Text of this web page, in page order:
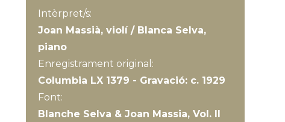
Intèrpret/s:
Joan Massià, violí / Blanca Selva,
piano
Enregistrament original:
Columbia LX 1379 - Gravació: c. 1929
Font:
Blanche Selva & Joan Massia, Vol. II